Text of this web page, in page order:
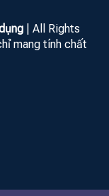
| All Rights
mang tính chất